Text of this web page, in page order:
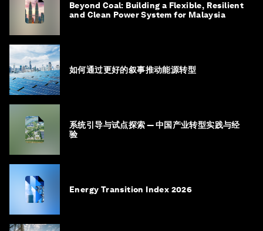
Beyond Coal: Building a Flexible, Resilient
and Clean Power System for Malaysia
如何通过更好的叙事推动能源转型
系统引导与试点探索 — 中国产业转型实践与经
验
Energy Transition Index 2026